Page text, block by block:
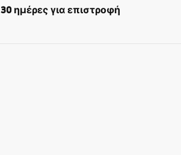
30 ημέρες για επιστροφή